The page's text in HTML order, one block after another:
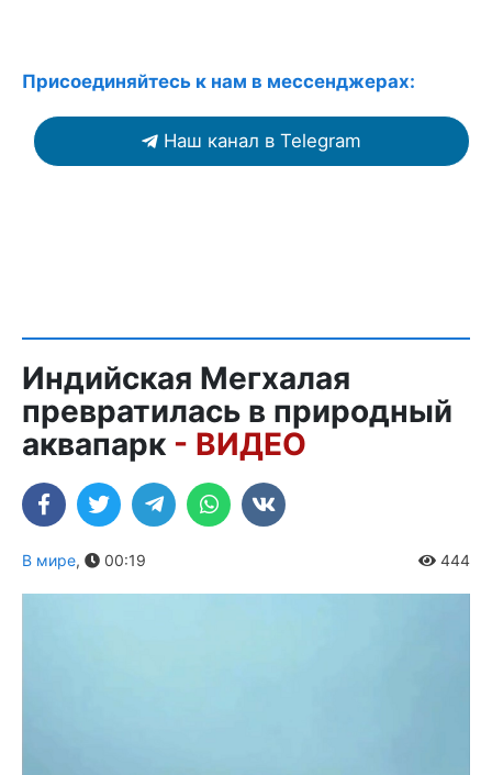
Присоединяйтесь к нам в мессенджерах:
Наш канал в Telegram
Индийская Мегхалая
превратилась в природный
аквапарк - ВИДЕО
В мире, 00:19 444